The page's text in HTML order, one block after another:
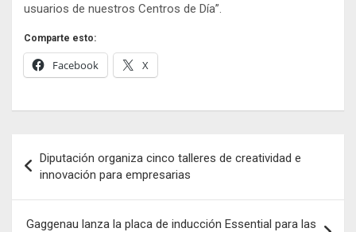
usuarios de nuestros Centros de Día”.
Comparte esto:
Facebook X
de
entradas
Diputación organiza cinco talleres de creatividad e
innovación para empresarias
Gaggenau lanza la placa de inducción Essential para las